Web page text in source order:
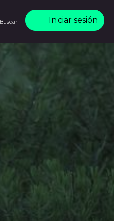
Buscar Iniciar sesión